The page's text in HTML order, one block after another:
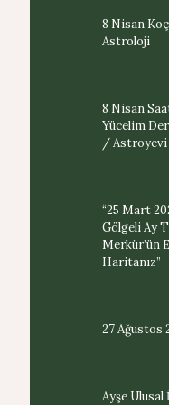
8 Nisan
Astroloji
8 Nisan
Yücelim
/ Astroyevi
“25 Mart
Gölgeli Ay
Merkür’ün
Haritanız”
27 Ağustos
Ayşe Ulusal